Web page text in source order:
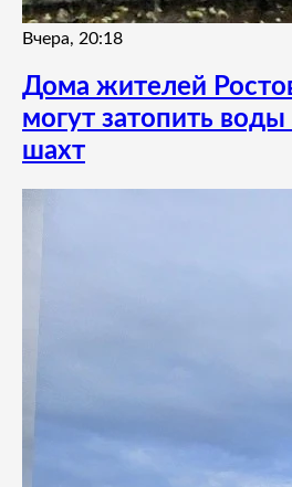
Вчера, 20:18
Дома жителей
могут затопить
шахт